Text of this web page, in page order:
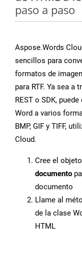
paso a paso
Aspose.Words
sencillos para
formatos de
para RTF. Ya sea a
REST o SDK,
Word a varios
BMP, GIF y TIFF,
Cloud.
Cree el objeto
documento
documento
Llame al
de la clase
HTML